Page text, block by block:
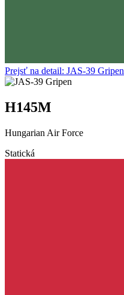
Prejsť na detail: JAS-39 Gripen
H145M
Hungarian Air Force
Statická